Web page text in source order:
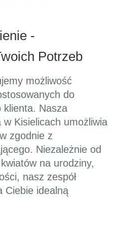
-
Potrzeb
możliwość
do
klienta. Nasza
Kisielicach umożliwia
zgodnie z
Niezależnie od
na urodziny,
nasz zespół
Ciebie idealną